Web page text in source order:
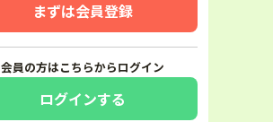
まずは会員登録
会員の方はこちらからログイン
ログインする